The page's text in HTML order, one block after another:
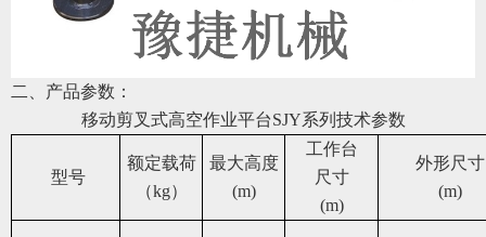
二、产品参数：
移动剪叉式高空作业平台SJY系列 技术参数
型号
额定载荷
（kg）
最大高度
(m)
工作台
尺寸
(m)
外形尺寸
(m)